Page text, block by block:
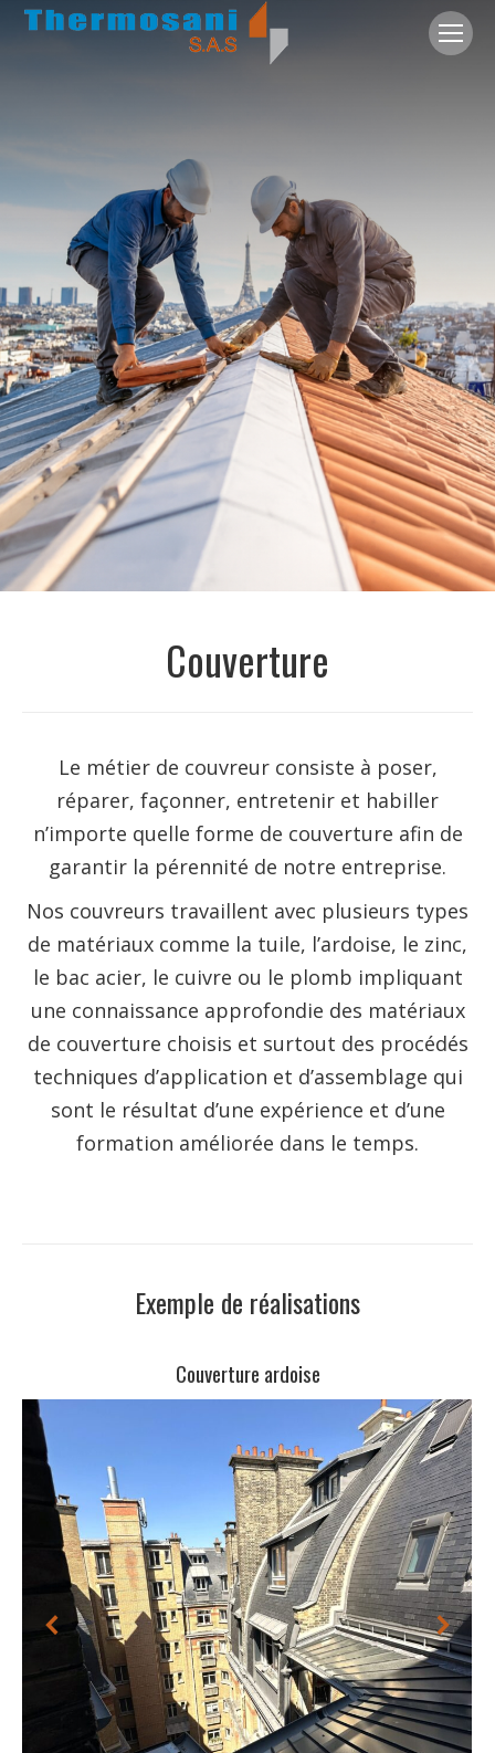
Couverture
Le métier de couvreur consiste à poser,
réparer, façonner, entretenir et habiller
n’importe quelle forme de couverture afin de
garantir la pérennité de notre entreprise.
Nos couvreurs travaillent avec plusieurs types
de matériaux comme la tuile, l’ardoise, le zinc,
le bac acier, le cuivre ou le plomb impliquant
une connaissance approfondie des matériaux
de couverture choisis et surtout des procédés
techniques d’application et d’assemblage qui
sont le résultat d’une expérience et d’une
formation améliorée dans le temps.
Exemple de réalisations
Couverture ardoise